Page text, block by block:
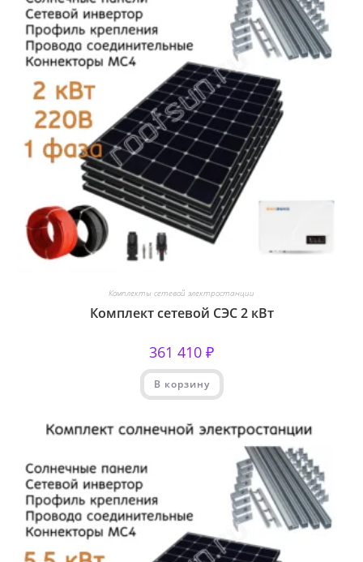
Комплекты сетевой электростанции
Комплект сетевой СЭС 2 кВт
361 410 ₽
В корзину